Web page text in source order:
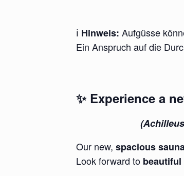
ℹ️ Hinweis: Aufgüsse
Ein Anspruch auf die
✨ Experience a
Our new, spacious
Look forward to beautiful